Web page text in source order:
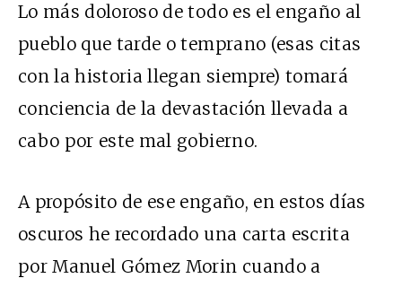
Lo más doloroso de todo es el engaño al
pueblo que tarde o temprano (esas citas
con la historia llegan siempre) tomará
conciencia de la devastación llevada a
cabo por este mal gobierno.
A propósito de ese engaño, en estos días
oscuros he recordado una carta escrita
por Manuel Gómez Morin cuando a